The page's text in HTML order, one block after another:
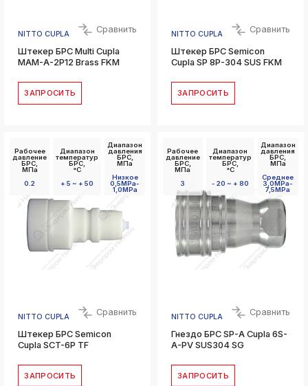
NITTO CUPLA Сравнить
Штекер БРС Multi Cupla
MAM-A-2P12 Brass FKM
ЗАПРОСИТЬ
NITTO CUPLA Сравнить
Штекер БРС Semicon
Cupla SP 8P-304 SUS FKM
ЗАПРОСИТЬ
Рабочее
давление
БРС,
МПа
0.2
Диапазон
температур
БРС,
°C
+ 5 ~ + 50
Диапазон
давления
БРС,
МПа
Низкое
0,5MPa-
1,0MPa
NITTO CUPLA Сравнить
Штекер БРС Semicon
Cupla SCT-6P TF
ЗАПРОСИТЬ
Рабочее
давление
БРС,
МПа
3
Диапазон
температур
БРС,
°C
- 20 ~ + 80
Диапазон
давления
БРС,
МПа
Среднее
3,0MPa-
7,5MPa
NITTO CUPLA Сравнить
Гнездо БРС SP-A Cupla 6S-
A-PV SUS304 SG
ЗАПРОСИТЬ